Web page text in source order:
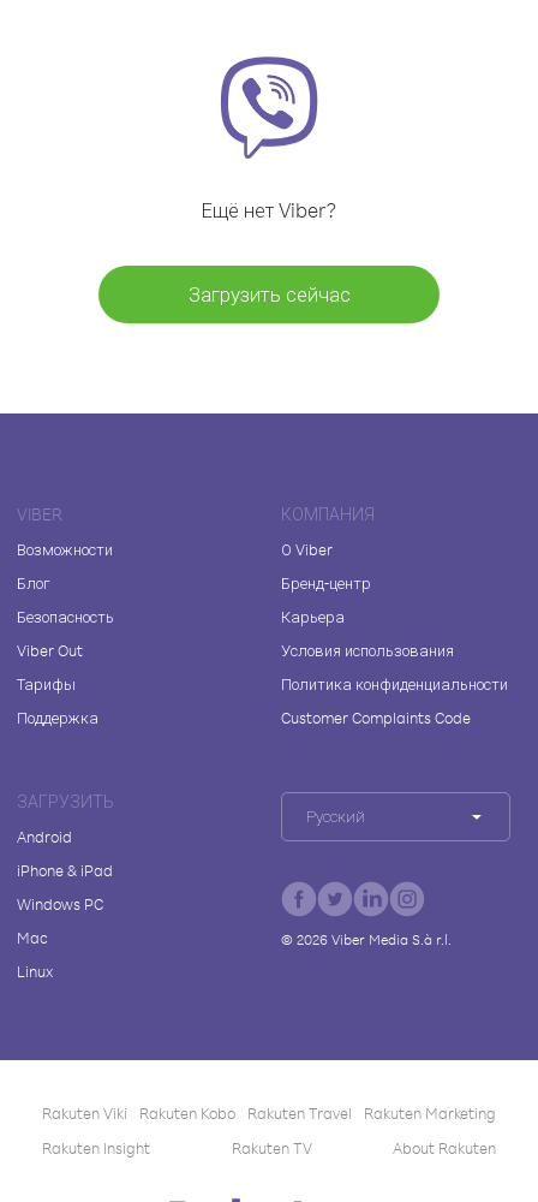
Ещё нет Viber?
Загрузить сейчас
VIBER
Возможности
Блог
Безопасность
Viber Out
Тарифы
Поддержка
КОМПАНИЯ
О Viber
Бренд-центр
Карьера
Условия использования
Политика конфиденциальности
Customer Complaints Code
ЗАГРУЗИТЬ
Android
iPhone & iPad
Windows PC
Mac
Linux
Русский
© 2026Viber Media S.à r.l.
Rakuten Viki Rakuten Kobo Rakuten Travel
Rakuten Marketing
Rakuten Insight
Rakuten TV About Rakuten